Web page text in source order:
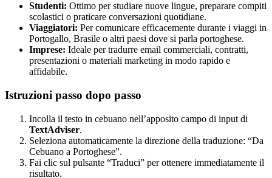
Studenti: Ottimo per studiare nuove lingue, preparare compiti
scolastici o praticare conversazioni quotidiane.
Viaggiatori: Per comunicare efficacemente durante i viaggi in
Portogallo, Brasile o altri paesi dove si parla portoghese.
Imprese: Ideale per tradurre email commerciali, contratti,
presentazioni o materiali marketing in modo rapido e
affidabile.
Istruzioni passo dopo passo
Incolla il testo in cebuano nell’apposito campo di input di
TextAdviser.
Seleziona automaticamente la direzione della traduzione: “Da
Cebuano a Portoghese”.
Fai clic sul pulsante “Traduci” per ottenere immediatamente il
risultato.